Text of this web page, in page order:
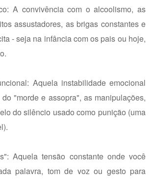
A convivência com o alcoolismo, as
assustadores, as brigas constantes e
- seja na infância com os pais ou hoje,
Aquela instabilidade emocional
"morde e assopra", as manipulações,
do silêncio usado como punição (uma
Aquela tensão constante onde você
palavra, tom de voz ou gesto para